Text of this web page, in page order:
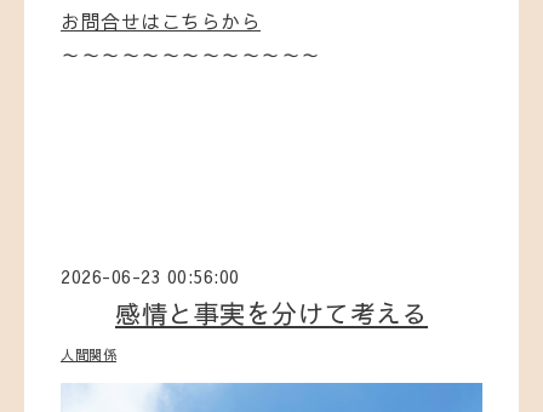
お問合せはこちらから
～～～～～～～～～～～～～
2026-06-23 00:56:00
感情と事実を分けて考える
人間関係